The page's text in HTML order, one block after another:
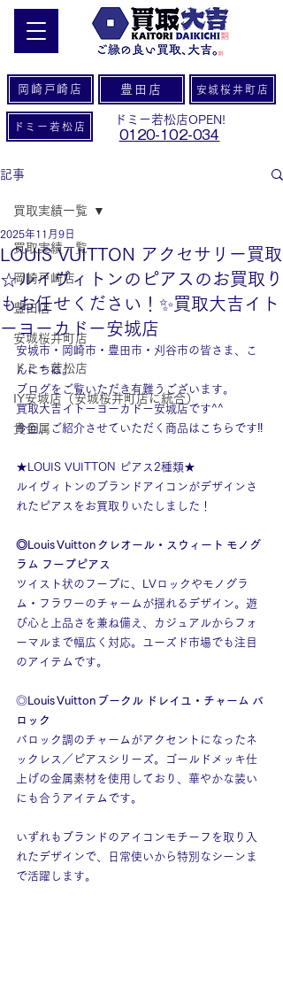
岡崎戸崎店 豊田店 安城桜井町店
ドミー若松店
ドミー若松店OPEN!
0120-102-034
記事
買取実績一覧
岡崎戸崎店
豊田店
安城桜井町店
ドミー若松店
IY安城店（安城桜井町店に統合）
貴金属
買取実績一覧
LOUIS VUITTON アクセサリー買取
☆ルイヴィトンのピアスのお買取り
もお任せください！✨買取大吉イト
ーヨーカドー安城店
2025年11月9日
安城市・岡崎市・豊田市・刈谷市の皆さま、こ
んにちは。
ブログをご覧いただき有難うございます。
買取大吉イトーヨーカドー安城店です^^
今回、ご紹介させていただく商品はこちらです‼
★LOUIS VUITTON ピアス2種類★
ルイヴィトンのブランドアイコンがデザインさ
れたピアスをお買取りいたしました！
◎Louis Vuitton クレオール・スウィート モノグ
ラム フープピアス
ツイスト状のフープに、LVロックやモノグラ
ム・フラワーのチャームが揺れるデザイン。遊
び心と上品さを兼ね備え、カジュアルからフォ
ーマルまで幅広く対応。ユーズド市場でも注目
のアイテムです。
◎Louis Vuitton ブークル ドレイユ・チャーム バ
ロック
バロック調のチャームがアクセントになったネ
ックレス／ピアスシリーズ。ゴールドメッキ仕
上げの金属素材を使用しており、華やかな装い
にも合うアイテムです。
いずれもブランドのアイコンモチーフを取り入
れたデザインで、日常使いから特別なシーンま
で活躍します。